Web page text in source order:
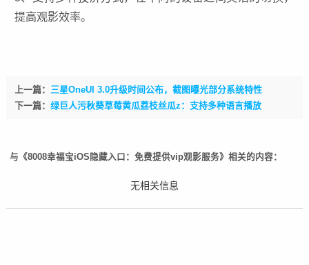
提高观影效率。
上一篇： 三星OneUI 3.0升级时间公布，截图曝光部分系统特性
下一篇： 绿巨人污秋葵草莓黄瓜荔枝丝瓜z：支持多种语言播放
与《8008幸福宝iOS隐藏入口：免费提供vip观影服务》相关的内容：
无相关信息